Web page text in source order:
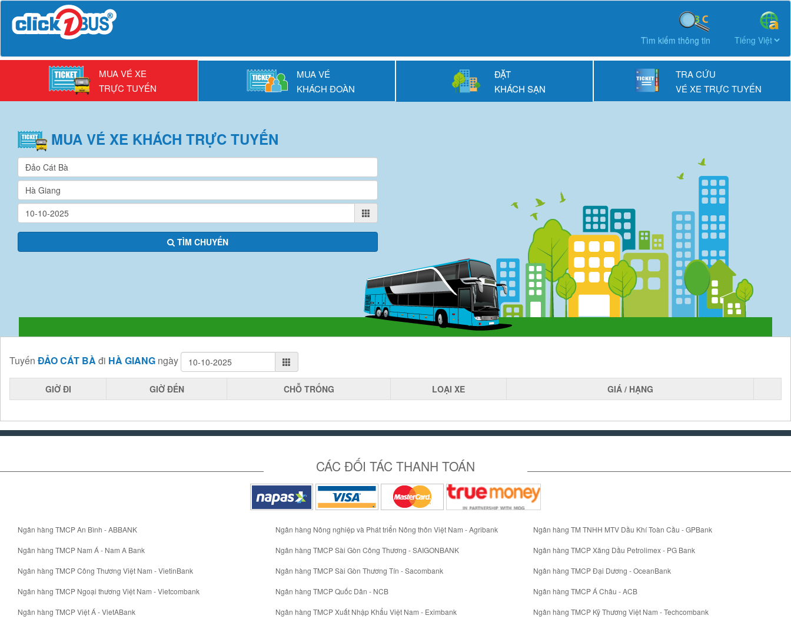
Tìm kiếm thông tin
MUA VÉ XE
TRỰC TUYẾN
MUA VÉ
KHÁCH ĐOÀN
ĐẶT
KHÁCH SẠN
TRA CỨU
VÉ XE TRỰC TUYẾN
MUA VÉ XE KHÁCH TRỰC TUYẾN
TÌM CHUYẾN
Tuyến ĐẢO CÁT BÀ đi HÀ GIANG ngày
GIỜ ĐI GIỜ ĐẾN CHỖ TRỐNG LOẠI XE GIÁ / HẠNG
CÁC ĐỐI TÁC THANH TOÁN
Ngân hàng TMCP An Bình - ABBANK
Ngân hàng TMCP Nam Á - Nam A Bank
Ngân hàng TMCP Công Thương Việt Nam - VietinBank
Ngân hàng TMCP Ngoại thương Việt Nam - Vietcombank
Ngân hàng TMCP Việt Á - VietABank
Ngân hàng Nông nghiệp và Phát triển Nông thôn Việt Nam - Agribank
Ngân hàng TMCP Sài Gòn Công Thương - SAIGONBANK
Ngân hàng TMCP Sài Gòn Thương Tín - Sacombank
Ngân hàng TMCP Quốc Dân - NCB
Ngân hàng TMCP Xuất Nhập Khẩu Việt Nam - Eximbank
Ngân hàng TM TNHH MTV Dầu Khí Toàn Cầu - GPBank
Ngân hàng TMCP Xăng Dầu Petrolimex - PG Bank
Ngân hàng TMCP Đại Dương - OceanBank
Ngân hàng TMCP Á Châu - ACB
Ngân hàng TMCP Kỹ Thương Việt Nam - Techcombank